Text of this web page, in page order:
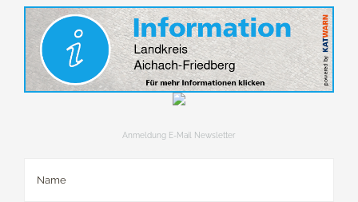
Anmeldung E-Mail Newsletter